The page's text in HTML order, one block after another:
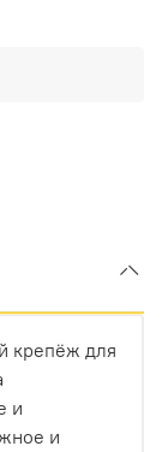
крепёж для
и
и